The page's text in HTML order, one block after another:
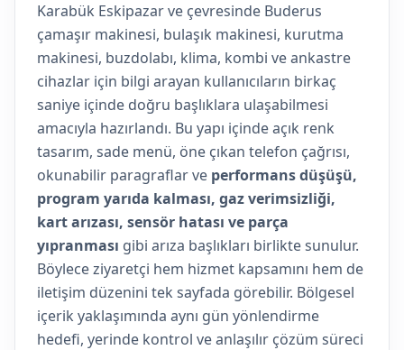
Karabük Eskipazar ve çevresinde Buderus
çamaşır makinesi, bulaşık makinesi, kurutma
makinesi, buzdolabı, klima, kombi ve ankastre
cihazlar için bilgi arayan kullanıcıların birkaç
saniye içinde doğru başlıklara ulaşabilmesi
amacıyla hazırlandı. Bu yapı içinde açık renk
tasarım, sade menü, öne çıkan telefon çağrısı,
okunabilir paragraflar ve performans düşüşü,
program yarıda kalması, gaz verimsizliği,
kart arızası, sensör hatası ve parça
yıpranması gibi arıza başlıkları birlikte sunulur.
Böylece ziyaretçi hem hizmet kapsamını hem de
iletişim düzenini tek sayfada görebilir. Bölgesel
içerik yaklaşımında aynı gün yönlendirme
hedefi, yerinde kontrol ve anlaşılır çözüm süreci